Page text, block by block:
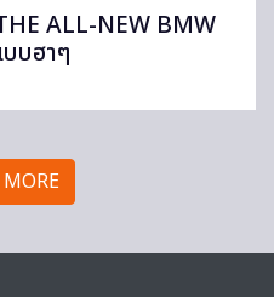
ALL-NEW BMW
บฮาๆ